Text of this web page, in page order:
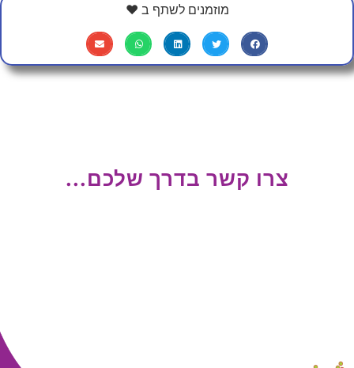
מוזמנים לשתף ב ❤
צרו קשר בדרך שלכם...